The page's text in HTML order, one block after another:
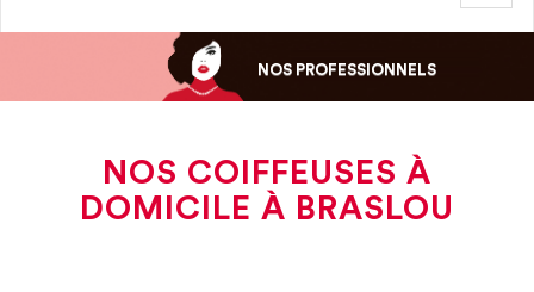
NOS PROFESSIONNELS
NOS COIFFEUSES À
DOMICILE À BRASLOU